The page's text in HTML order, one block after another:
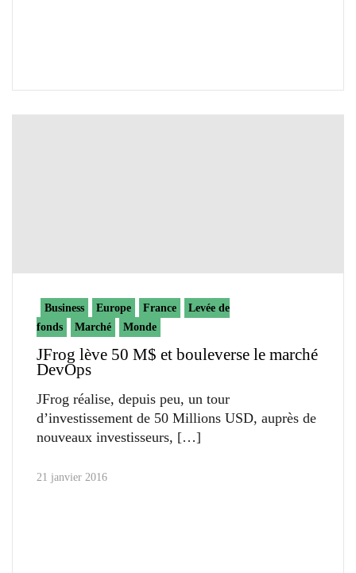
Business Europe France
Levée de
fonds
Marché Monde
JFrog lève 50 M$ et bouleverse le marché
DevOps
JFrog réalise, depuis peu, un tour
d’investissement de 50 Millions USD, auprès de
nouveaux investisseurs,
21 janvier 2016